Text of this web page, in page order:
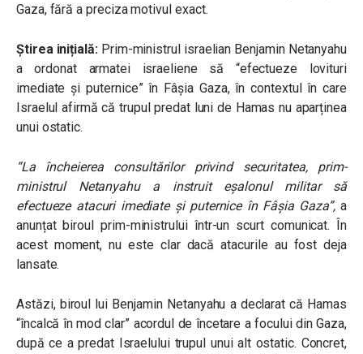
Gaza, fără a preciza motivul exact.
Știrea inițială: Prim-ministrul israelian Benjamin Netanyahu
a ordonat armatei israeliene să “efectueze lovituri
imediate și puternice” în Fâșia Gaza, în contextul în care
Israelul afirmă că trupul predat luni de Hamas nu aparținea
unui ostatic.
“La încheierea consultărilor privind securitatea, prim-
ministrul Netanyahu a instruit eșalonul militar să
efectueze atacuri imediate și puternice în Fâșia Gaza”,a
anunțat biroul prim-ministrului într-un scurt comunicat. În
acest moment, nu este clar dacă atacurile au fost deja
lansate.
Astăzi, biroul lui Benjamin Netanyahu a declarat că Hamas
“încalcă în mod clar” acordul de încetare a focului din Gaza,
după ce a predat Israelului trupul unui alt ostatic. Concret,